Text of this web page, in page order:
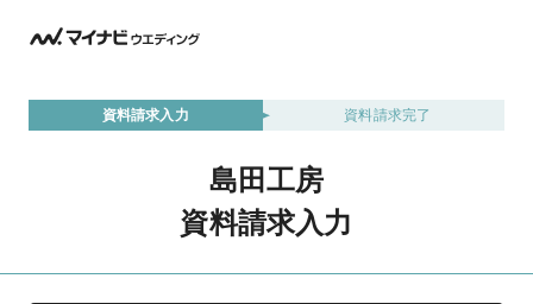
資料請求入力 資料請求完了
島田工房
資料請求入力